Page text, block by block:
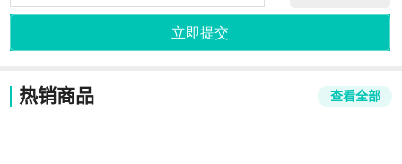
立即提交
热销商品 查看全部